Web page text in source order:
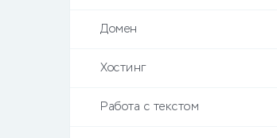
Домен
Хостинг
Работа с текстом